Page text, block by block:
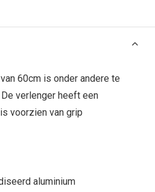
60cm is onder andere te
verlenger heeft een
voorzien van grip
aluminium